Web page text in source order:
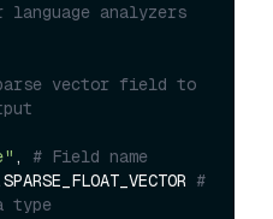
language analyzers
vector field to
, # Field name
#
type